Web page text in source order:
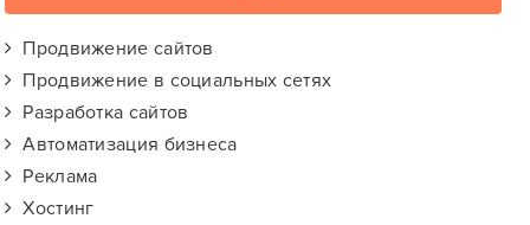
Продвижение сайтов
Продвижение в социальных сетях
Разработка сайтов
Автоматизация бизнеса
Реклама
Хостинг